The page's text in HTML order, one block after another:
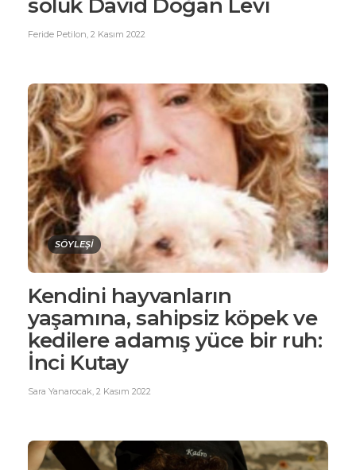
soluk David Doğan Levi
Feride Petilon 2 Kasım 2022
SÖYLEŞİ
Kendini hayvanların
yaşamına, sahipsiz köpek ve
kedilere adamış yüce bir ruh:
İnci Kutay
Sara Yanarocak, 2 Kasım 2022